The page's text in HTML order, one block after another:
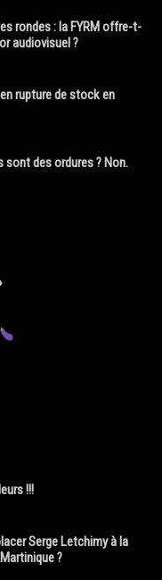
rondes : la FYRM offre-t-
audiovisuel ?
rupture de stock en
sont des ordures ? Non.
!!!
Serge Letchimy à la
?